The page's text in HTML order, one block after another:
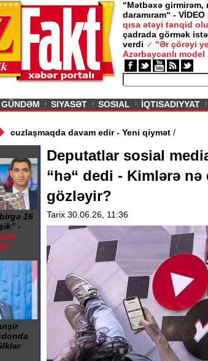
“Mətbəxə girmirəm,
daramıram“ - VİDEO
qısa ətəyi tənqid
çadrada görmək
verdi
“Ər çörəyi
Azərbaycanlı model
GÜNDƏM SIYASƏT SOSIAL İQTISADIYYAT
nefti ucuzlaşmaqda davam edir - Yeni qiymət
16
-
Deputatlar sosial
“hə“ dedi - Kimlərə nə
gözləyir?
Tarix 30.06.26, 11:36